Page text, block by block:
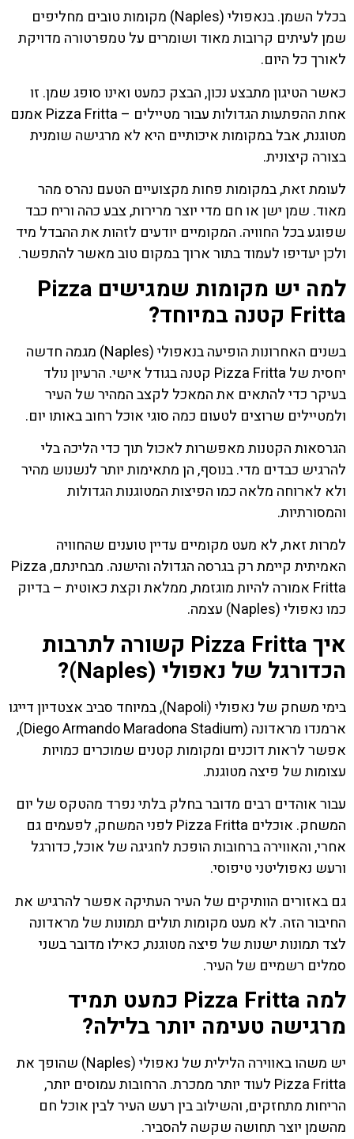
בכלל השמן. בנאפולי (Naples) מקומות טובים מחליפים
שמן לעיתים קרובות מאוד ושומרים על טמפרטורה מדויקת
לאורך כל היום.
כאשר הטיגון מתבצע נכון, הבצק כמעט ואינו סופג שמן. זו
אחת ההפתעות הגדולות עבור מטיילים – Pizza Fritta אמנם
מטוגנת, אבל במקומות איכותיים היא לא מרגישה שומנית
בצורה קיצונית.
לעומת זאת, במקומות פחות מקצועיים הטעם נהרס מהר
מאוד. שמן ישן או חם מדי יוצר מרירות, צבע כהה וריח כבד
שפוגע בכל החוויה. המקומיים יודעים לזהות את ההבדל מיד
ולכן יעדיפו לעמוד בתור ארוך במקום טוב מאשר להתפשר.
למה יש מקומות שמגישים Pizza
Fritta קטנה במיוחד?
בשנים האחרונות הופיעה בנאפולי (Naples) מגמה חדשה
יחסית של Pizza Fritta קטנה בגודל אישי. הרעיון נולד
בעיקר כדי להתאים את המאכל לקצב המהיר של העיר
ולמטיילים שרוצים לטעום כמה סוגי אוכל רחוב באותו יום.
הגרסאות הקטנות מאפשרות לאכול תוך כדי הליכה בלי
להרגיש כבדים מדי. בנוסף, הן מתאימות יותר לנשנוש מהיר
ולא לארוחה מלאה כמו הפיצות המטוגנות הגדולות
והמסורתיות.
למרות זאת, לא מעט מקומיים עדיין טוענים שהחוויה
האמיתית קיימת רק בגרסה הגדולה והישנה. מבחינתם, Pizza
Fritta אמורה להיות מוגזמת, ממלאת וקצת כאוטית – בדיוק
כמו נאפולי (Naples) עצמה.
איך Pizza Fritta קשורה לתרבות
הכדורגל של נאפולי (Naples)?
בימי משחק של נאפולי (Napoli), במיוחד סביב אצטדיון דייגו
ארמנדו מראדונה (Diego Armando Maradona Stadium),
אפשר לראות דוכנים ומקומות קטנים שמוכרים כמויות
עצומות של פיצה מטוגנת.
עבור אוהדים רבים מדובר בחלק בלתי נפרד מהטקס של יום
המשחק. אוכלים Pizza Fritta לפני המשחק, לפעמים גם
אחרי, והאווירה ברחובות הופכת לחגיגה של אוכל, כדורגל
ורעש נאפוליטני טיפוסי.
גם באזורים הוותיקים של העיר העתיקה אפשר להרגיש את
החיבור הזה. לא מעט מקומות תולים תמונות של מראדונה
לצד תמונות ישנות של פיצה מטוגנת, כאילו מדובר בשני
סמלים רשמיים של העיר.
למה Pizza Fritta כמעט תמיד
מרגישה טעימה יותר בלילה?
יש משהו באווירה הלילית של נאפולי (Naples) שהופך את
Pizza Fritta לעוד יותר ממכרת. הרחובות עמוסים יותר,
הריחות מתחזקים, והשילוב בין רעש העיר לבין אוכל חם
מהשמן יוצר תחושה שקשה להסביר.